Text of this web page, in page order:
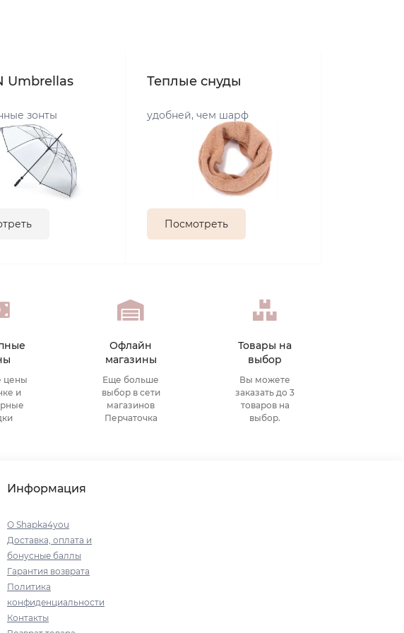
Umbrellas
зонты
Теплые снуды
удобней, чем шарф
Посмотреть
цены
и
Офлайн
магазины
Еще больше
выбор в сети
магазинов
Перчаточка
Товары на
выбор
Вы можете
заказать до 3
товаров на
выбор.
Информация
О Shapka4you
Доставка, оплата и
бонусные баллы
Гарантия возврата
Политика
конфиденциальности
Контакты